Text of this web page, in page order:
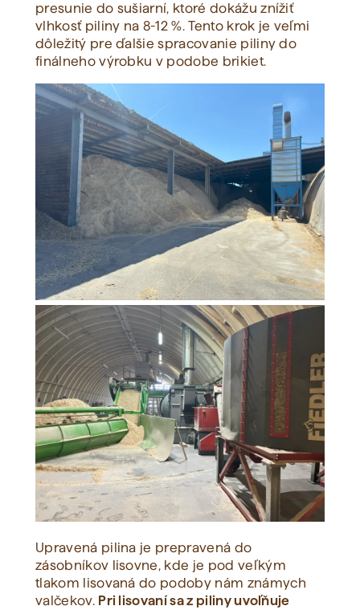
presunie do sušiarní, ktoré dokážu znížiť
vlhkosť piliny na 8-12 %. Tento krok je veľmi
dôležitý pre ďalšie spracovanie piliny do
finálneho výrobku v podobe brikiet.
Upravená pilina je prepravená do
zásobníkov lisovne, kde je pod veľkým
tlakom lisovaná do podoby nám známych
valčekov. Pri lisovaní sa z piliny uvoľňuje